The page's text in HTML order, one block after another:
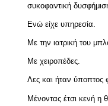
συκοφαντική
Ενώ είχε υπηρεσία.
Με την ιατρική του
Με χειροπέδες.
Λες και ήταν ύποπτος
Μένοντας έτσι κενή η